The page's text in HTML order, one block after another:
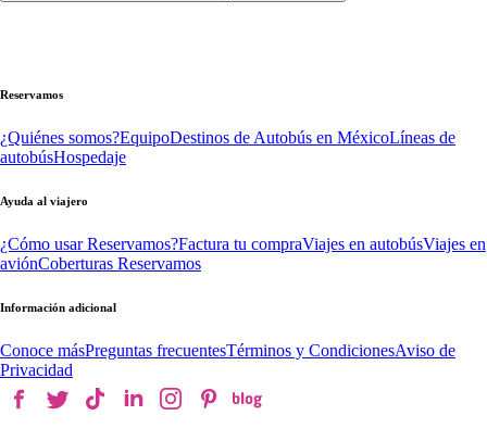
Reservamos
¿Quiénes somos?EquipoDestinos de Autobús en MéxicoLíneas de
autobúsHospedaje
Ayuda al viajero
¿Cómo usar Reservamos?Factura tu compraViajes en autobúsViajes en
aviónCoberturas Reservamos
Información adicional
Conoce másPreguntas frecuentesTérminos y CondicionesAviso de
Privacidad